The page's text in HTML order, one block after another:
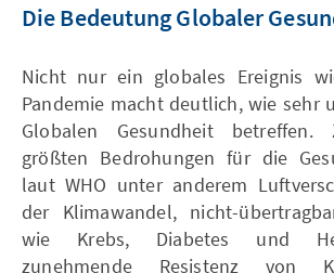
Die Bedeutung Globaler
Nicht nur ein globales Ereignis
Pandemie macht deutlich, wie sehr
Globalen Gesundheit
größten Bedrohungen für die
laut WHO unter anderem
der Klimawandel, nicht-
wie Krebs, Diabetes und
zunehmende Resistenz von